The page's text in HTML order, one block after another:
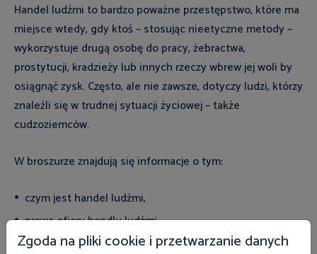
Handel ludźmi to bardzo poważne przestępstwo, które ma
miejsce wtedy, gdy ktoś – stosując nieetyczne metody –
wykorzystuje drugą osobę do pracy, żebractwa,
prostytucji, kradzieży lub innych rzeczy wbrew jej woli by
osiągnąć zysk. Często, ale nie zawsze, dotyczy ludzi, którzy
znaleźli się w trudnej sytuacji życiowej – także
cudzoziemców.
W broszurze znajdują się informacje o tym:
czym jest handel ludźmi,
prawa ofiary handlu ludźmi,
gdzie szukać pomocy.
Zgoda na pliki cookie i przetwarzanie danych